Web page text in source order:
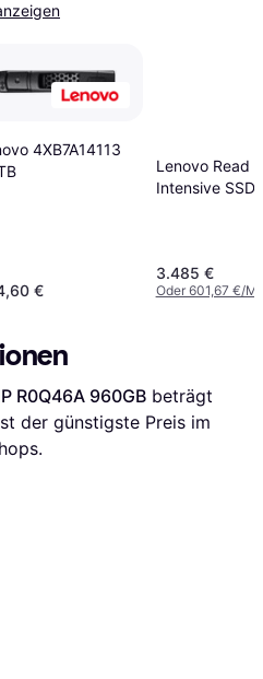
4XB7A14113
€
Lenovo Read
Intensive SSD
3.485 €
Oder 601,67 €/
R0Q46A 960GB beträgt
der günstigste Preis im